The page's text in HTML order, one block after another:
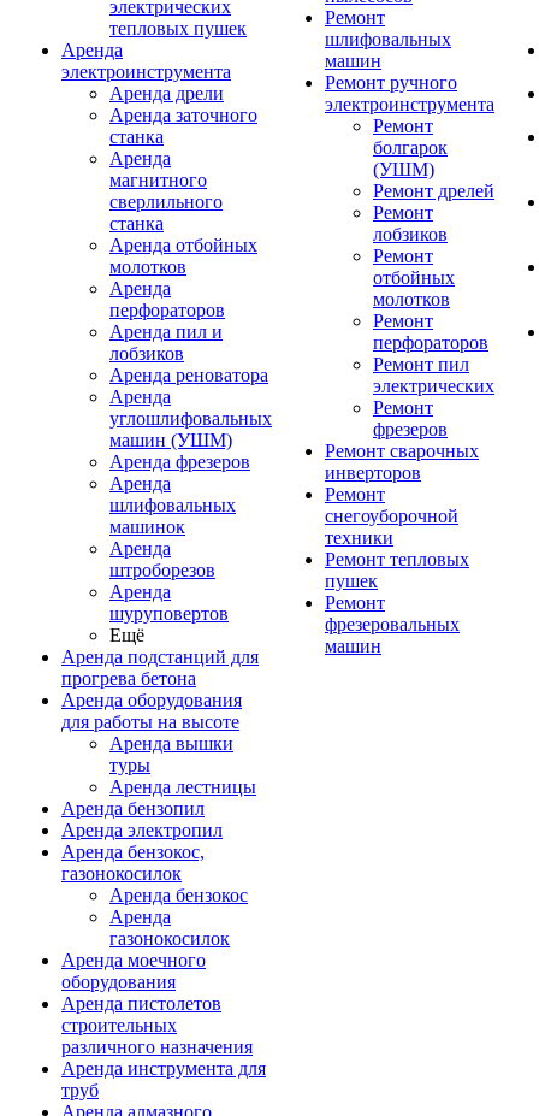
электрических
тепловых пушек
Аренда
электроинструмента
Аренда дрели
Аренда заточного
станка
Аренда
магнитного
сверлильного
станка
Аренда отбойных
молотков
Аренда
перфораторов
Аренда пил и
лобзиков
Аренда реноватора
Аренда
углошлифовальных
машин (УШМ)
Аренда фрезеров
Аренда
шлифовальных
машинок
Аренда
штроборезов
Аренда
шуруповертов
Ещё
Аренда подстанций для
прогрева бетона
Аренда оборудования
для работы на высоте
Аренда вышки
туры
Аренда лестницы
Аренда бензопил
Аренда электропил
Аренда бензокос,
газонокосилок
Аренда бензокос
Аренда
газонокосилок
Аренда моечного
оборудования
Аренда пистолетов
строительных
различного назначения
Аренда инструмента для
труб
Аренда алмазного
Ремонт
шлифовальных
машин
Ремонт ручного
электроинструмента
Ремонт
болгарок
(УШМ)
Ремонт дрелей
Ремонт
лобзиков
Ремонт
отбойных
молотков
Ремонт
перфораторов
Ремонт пил
электрических
Ремонт
фрезеров
Ремонт сварочных
инверторов
Ремонт
снегоуборочной
техники
Ремонт тепловых
пушек
Ремонт
фрезеровальных
машин